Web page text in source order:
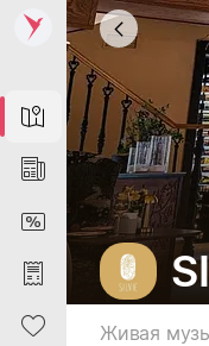
Map
News
DiscountCard
Purchases
Heart Живая